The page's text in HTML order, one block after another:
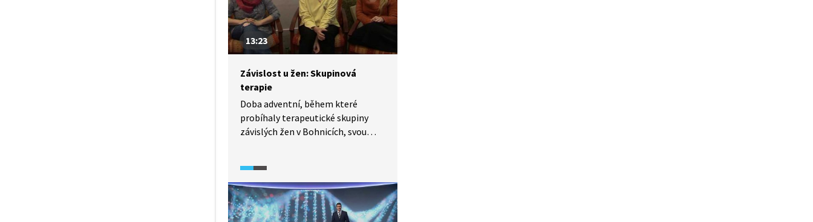
13:23
Závislost u žen: Skupinová
terapie
Doba adventní, během které
probíhaly terapeutické skupiny
závislých žen v Bohnicích, svou
skupinové terapie je zaměřeno
zejména na rodinné vztahy a jejich
provázanost s problémy závislosti.
Ukazuje se, že jde o spojené